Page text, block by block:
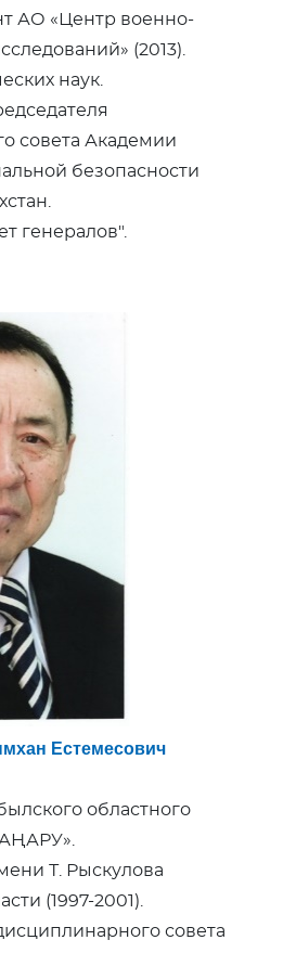
АО «Центр военно-
(2013).
наук.
совета Академии
безопасности
генералов".
Естемесович
областного
Т. Рыскулова
(1997-2001).
совета